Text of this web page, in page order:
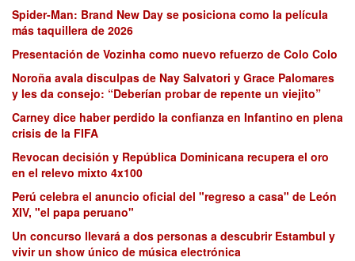
Spider-Man: Brand New Day se posiciona como la película
más taquillera de 2026
Presentación de Vozinha como nuevo refuerzo de Colo Colo
Noroña avala disculpas de Nay Salvatori y Grace Palomares
y les da consejo: “Deberían probar de repente un viejito”
Carney dice haber perdido la confianza en Infantino en plena
crisis de la FIFA
Revocan decisión y República Dominicana recupera el oro
en el relevo mixto 4x100
Perú celebra el anuncio oficial del "regreso a casa" de León
XIV, "el papa peruano"
Un concurso llevará a dos personas a descubrir Estambul y
vivir un show único de música electrónica